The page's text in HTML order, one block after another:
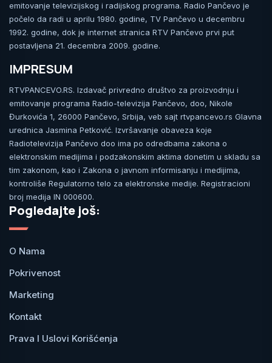
emitovanje televizijskog i radijskog programa. Radio Pančevo je
počelo da radi u aprilu 1980. godine, TV Pančevo u decembru
1992. godine, dok je internet stranica RTV Pančevo prvi put
postavljena 21. decembra 2009. godine.
IMPRESUM
RTVPANCEVO.RS. Izdavač privredno društvo za proizvodnju i
emitovanje programa Radio-televizija Pančevo, doo, Nikole
Đurkovića 1, 26000 Pančevo, Srbija, veb sajt rtvpancevo.rs Glavna
urednica Jasmina Petković. Izvršavanje obaveza koje
Radiotelevizija Pančevo doo ima po odredbama zakona o
elektronskim medijima i podzakonskim aktima donetim u skladu sa
tim zakonom, kao i Zakona o javnom informisanju i medijima,
kontroliše Regulatorno telo za elektronske medije. Registracioni
broj medija IN 000600.
Pogledajte još:
O Nama
Pokrivenost
Marketing
Kontakt
Prava I Uslovi Korišćenja